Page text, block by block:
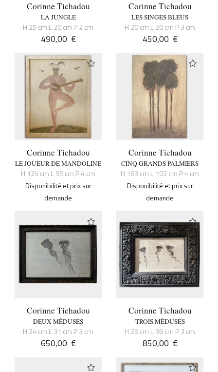
Corinne Tichadou
LA JUNGLE
H 25 cm L 20 cm P 2 cm
490,00 €
Corinne Tichadou
LES SINGES BLEUS
H 20 cm L 20 cm P 3 cm
450,00 €
Corinne Tichadou
LE JOUEUR DE MANDOLINE
H 125 cm L 99 cm P 4 cm
Disponibilité et prix sur
demande
Corinne Tichadou
CINQ GRANDS PALMIERS
H 163 cm L 103 cm P 4 cm
Disponibilité et prix sur
demande
Corinne Tichadou
DEUX MÉDUSES
H 24 cm L 31 cm P 3 cm
650,00 €
Corinne Tichadou
TROIS MÉDUSES
H 29 cm L 36 cm P 3 cm
850,00 €